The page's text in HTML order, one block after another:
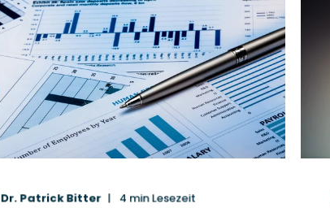
Dr. Patrick Bitter 4 min Lesezeit